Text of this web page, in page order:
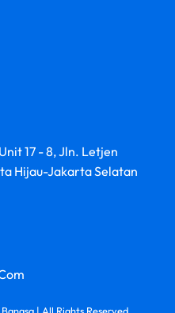
17 - 8, Jln. Letjen
Hijau-Jakarta Selatan
| All Rights Reserved